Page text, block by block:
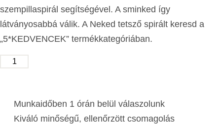
szempillaspirál segítségével. A sminked így
látványosabbá válik. A Neked tetsző spirált keresd a
„5*KEDVENCEK” termékkategóriában.
Munkaidőben 1 órán belül válaszolunk
Kiváló minőségű, ellenőrzött csomagolás